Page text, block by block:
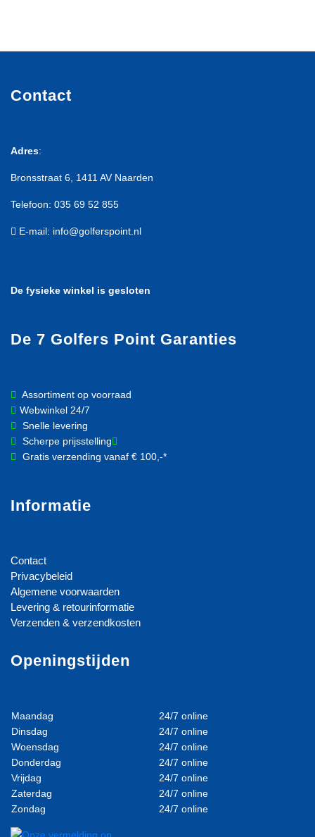
Contact
Adres:
Bronsstraat 6, 1411 AV Naarden
Telefoon: 035 69 52 855
E-mail: info@golferspoint.nl
De fysieke winkel is gesloten
De 7 Golfers Point Garanties
Assortiment op voorraad
Webwinkel 24/7
Snelle levering
Scherpe prijsstelling
Gratis verzending vanaf € 100,-*
Informatie
Contact
Privacybeleid
Algemene voorwaarden
Levering & retourinformatie
Verzenden & verzendkosten
Openingstijden
Maandag
24/7 online
Dinsdag
24/7 online
Woensdag
24/7 online
Donderdag
24/7 online
Vrijdag
24/7 online
Zaterdag
24/7 online
Zondag
24/7 online